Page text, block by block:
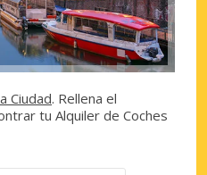
Ciudad. Rellena el
tu Alquiler de Coches